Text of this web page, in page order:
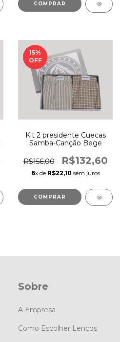
COMPRAR
15%
OFF
Kit 2 presidente Cuecas
Samba-Canção Bege
R$156,00 R$132,60
6x de R$22,10 sem juros
COMPRAR
Sobre
A Empresa
Como Escolher Lenços